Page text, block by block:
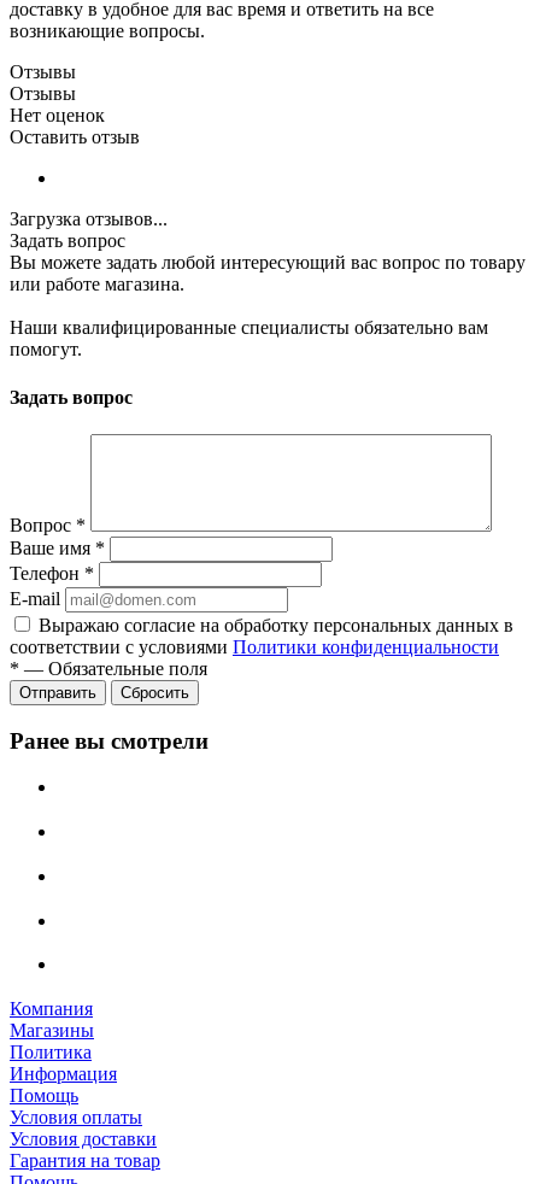
доставку в удобное для вас время и ответить на все
возникающие вопросы.
Отзывы
Отзывы
Нет оценок
Оставить отзыв
Загрузка отзывов...
Задать вопрос
Вы можете задать любой интересующий вас вопрос по товару
или работе магазина.
Наши квалифицированные специалисты обязательно вам
помогут.
Задать вопрос
Вопрос *
Ваше имя *
Телефон *
E-mail
Выражаю согласие на обработку персональных данных в
соответствии с условиями Политики конфиденциальности
* — Обязательные поля
Отправить Сбросить
Ранее вы смотрели
Компания
Магазины
Политика
Информация
Помощь
Условия оплаты
Условия доставки
Гарантия на товар